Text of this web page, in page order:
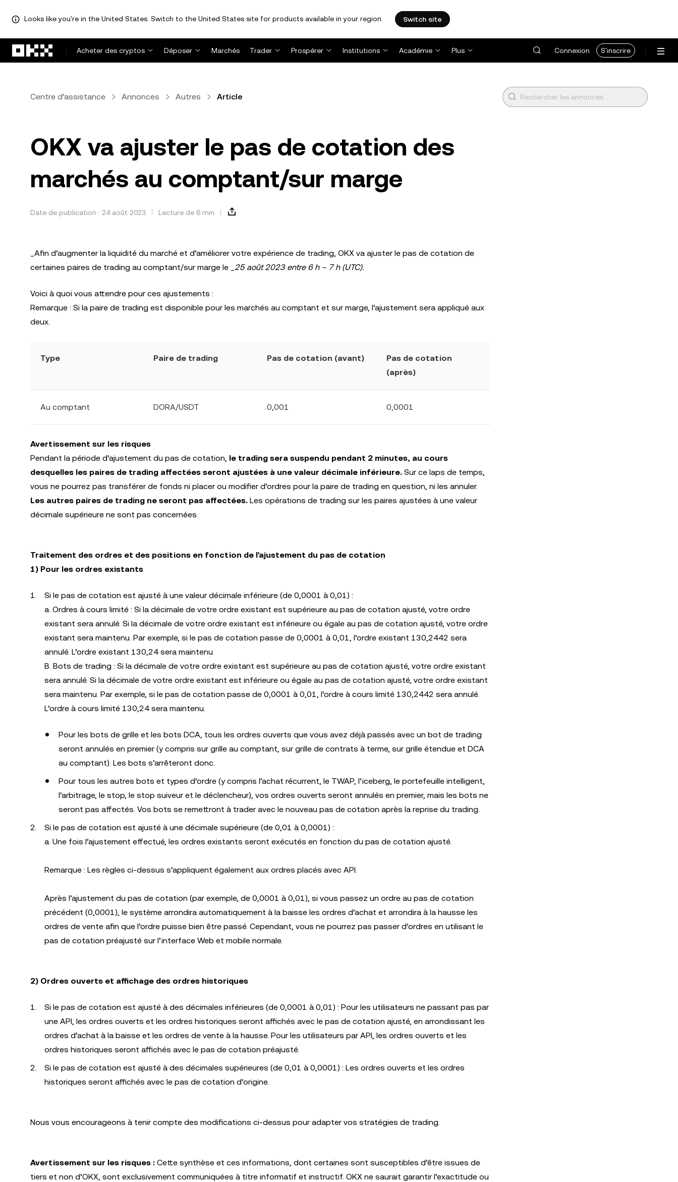
Looks like you're in the United States. Switch to the United States site for products available in your region. Switch site
Acheter des cryptos
Déposer Marchés Trader Prospérer Institutions Académie Plus Connexion S'inscrire
Centre d’assistance Annonces Autres Article
OKX va ajuster le pas de cotation des
marchés au comptant/sur marge
Date de publication : 24 août 2023 Lecture de 6 min
_Afin d’augmenter la liquidité du marché et d’améliorer votre expérience de trading, OKX va ajuster le pas de cotation de
certaines paires de trading au comptant/sur marge le _ 25 août 2023 entre 6 h – 7 h (UTC).
Voici à quoi vous attendre pour ces ajustements :
Remarque : Si la paire de trading est disponible pour les marchés au comptant et sur marge, l’ajustement sera appliqué aux
deux.
Type Paire de trading Pas de cotation (avant)
Pas de cotation
(après)
Au comptant DORA/USDT 0,001 0,0001
Avertissement sur les risques
Pendant la période d’ajustement du pas de cotation, le trading sera suspendu pendant 2 minutes, au cours
desquelles les paires de trading affectées seront ajustées à une valeur décimale inférieure. Sur ce laps de temps,
vous ne pourrez pas transférer de fonds ni placer ou modifier d’ordres pour la paire de trading en question, ni les annuler.
Les autres paires de trading ne seront pas affectées. Les opérations de trading sur les paires ajustées à une valeur
décimale supérieure ne sont pas concernées.
Traitement des ordres et des positions en fonction de l'ajustement du pas de cotation
1) Pour les ordres existants
Si le pas de cotation est ajusté à une valeur décimale inférieure (de 0,0001 à 0,01) :
a. Ordres à cours limité : Si la décimale de votre ordre existant est supérieure au pas de cotation ajusté, votre ordre
existant sera annulé. Si la décimale de votre ordre existant est inférieure ou égale au pas de cotation ajusté, votre ordre
existant sera maintenu. Par exemple, si le pas de cotation passe de 0,0001 à 0,01, l’ordre existant 130,2442 sera
annulé. L’ordre existant 130,24 sera maintenu.
B. Bots de trading : Si la décimale de votre ordre existant est supérieure au pas de cotation ajusté, votre ordre existant
sera annulé. Si la décimale de votre ordre existant est inférieure ou égale au pas de cotation ajusté, votre ordre existant
sera maintenu. Par exemple, si le pas de cotation passe de 0,0001 à 0,01, l’ordre à cours limité 130,2442 sera annulé.
L’ordre à cours limité 130,24 sera maintenu.
Pour les bots de grille et les bots DCA, tous les ordres ouverts que vous avez déjà passés avec un bot de trading
seront annulés en premier (y compris sur grille au comptant, sur grille de contrats à terme, sur grille étendue et DCA
au comptant). Les bots s’arrêteront donc.
Pour tous les autres bots et types d’ordre (y compris l’achat récurrent, le TWAP, l’iceberg, le portefeuille intelligent,
l’arbitrage, le stop, le stop suiveur et le déclencheur), vos ordres ouverts seront annulés en premier, mais les bots ne
seront pas affectés. Vos bots se remettront à trader avec le nouveau pas de cotation après la reprise du trading.
Si le pas de cotation est ajusté à une décimale supérieure (de 0,01 à 0,0001) :
a. Une fois l’ajustement effectué, les ordres existants seront exécutés en fonction du pas de cotation ajusté.
Remarque : Les règles ci-dessus s’appliquent également aux ordres placés avec API.
Après l’ajustement du pas de cotation (par exemple, de 0,0001 à 0,01), si vous passez un ordre au pas de cotation
précédent (0,0001), le système arrondira automatiquement à la baisse les ordres d’achat et arrondira à la hausse les
ordres de vente afin que l’ordre puisse bien être passé. Cependant, vous ne pourrez pas passer d’ordres en utilisant le
pas de cotation préajusté sur l’interface Web et mobile normale.
2) Ordres ouverts et affichage des ordres historiques
Si le pas de cotation est ajusté à des décimales inférieures (de 0,0001 à 0,01) : Pour les utilisateurs ne passant pas par
une API, les ordres ouverts et les ordres historiques seront affichés avec le pas de cotation ajusté, en arrondissant les
ordres d’achat à la baisse et les ordres de vente à la hausse. Pour les utilisateurs par API, les ordres ouverts et les
ordres historiques seront affichés avec le pas de cotation préajusté.
Si le pas de cotation est ajusté à des décimales supérieures (de 0,01 à 0,0001) : Les ordres ouverts et les ordres
historiques seront affichés avec le pas de cotation d’origine.
Nous vous encourageons à tenir compte des modifications ci-dessus pour adapter vos stratégies de trading.
Avertissement sur les risques : Cette synthèse et ces informations, dont certaines sont susceptibles d’être issues de
tiers et non d’OKX, sont exclusivement communiquées à titre informatif et instructif. OKX ne saurait garantir l’exactitude ou